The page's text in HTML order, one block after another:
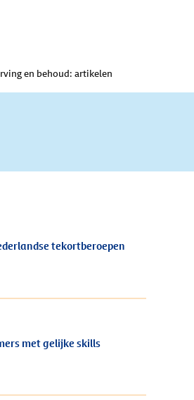
en behoud: artikelen
tekortberoepen
met gelijke skills